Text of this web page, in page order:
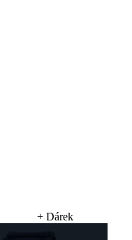
+ Dárek